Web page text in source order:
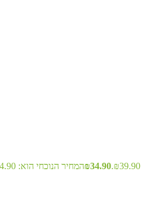
₪34.90 המחיר הנוכחי הוא: ₪34.90.